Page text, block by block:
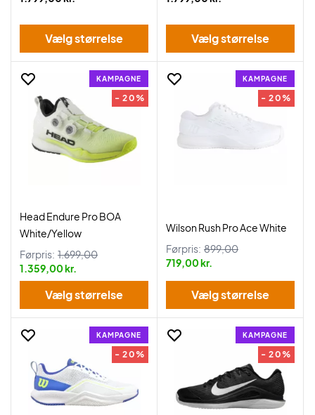
Vælg størrelse Vælg størrelse
KAMPAGNE
- 20%
Head Endure Pro BOA
White/Yellow
Førpris: 1.699,00
1.359,00 kr.
Vælg størrelse
KAMPAGNE
- 20%
Wilson Rush Pro Ace White
Førpris: 899,00
719,00 kr.
Vælg størrelse
KAMPAGNE
- 20%
KAMPAGNE
- 20%